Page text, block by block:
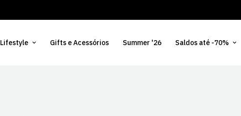
Lifestyle Gifts e Acessórios Summer '26 Saldos até -70%